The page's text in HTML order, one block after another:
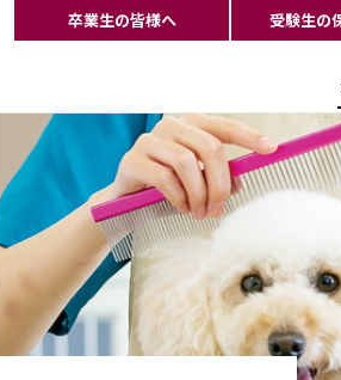
卒業生の皆様へ 受験生の